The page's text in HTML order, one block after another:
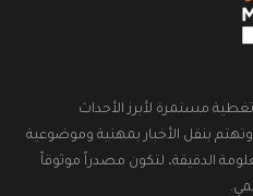
مستمرة لأبرز الأحداث
بنقل الأخبار بمهنية وموضوعية
الدقيقة، لتكون مصدراً موثوقاً